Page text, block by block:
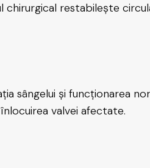
restabilește
sângelui și funcționarea
valvei afectate.